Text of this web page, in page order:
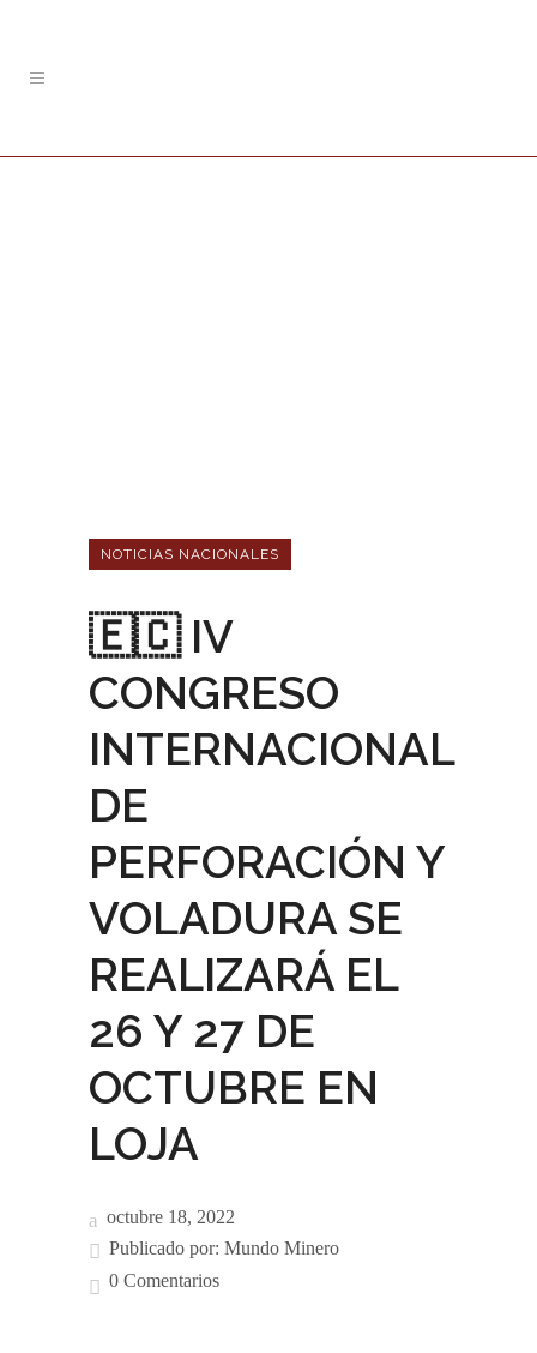
NOTICIAS NACIONALES
🇪🇨 IV
CONGRESO
INTERNACIONAL
DE
PERFORACIÓN Y
VOLADURA SE
REALIZARÁ EL
26 Y 27 DE
OCTUBRE EN
LOJA
octubre 18, 2022
Publicado por: Mundo Minero
0 Comentarios